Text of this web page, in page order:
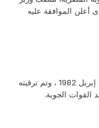
أعلن الموافقة عليه
ولد الفريق محمد عباس في يناير 1961، وتخرج في إبريل 1982 ، وتم ترقيته